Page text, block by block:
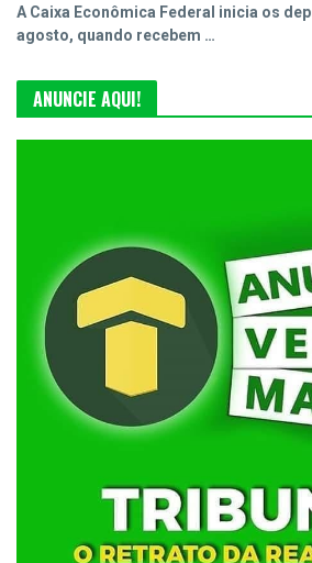
A Caixa Econômica Federal inicia os
agosto, quando recebem …
ANUNCIE AQUI!